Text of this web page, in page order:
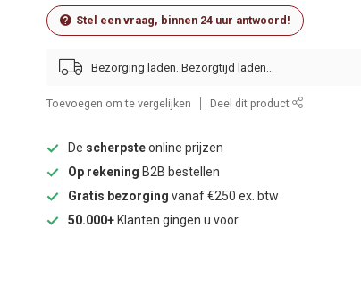
Stel een vraag, binnen 24 uur antwoord!
Bezorging laden..
Toevoegen om te vergelijken Deel dit product
De scherpsteonline prijzen
Op rekening B2B bestellen
Gratis bezorging vanaf €250 ex. btw
50.000+ Klanten gingen u voor